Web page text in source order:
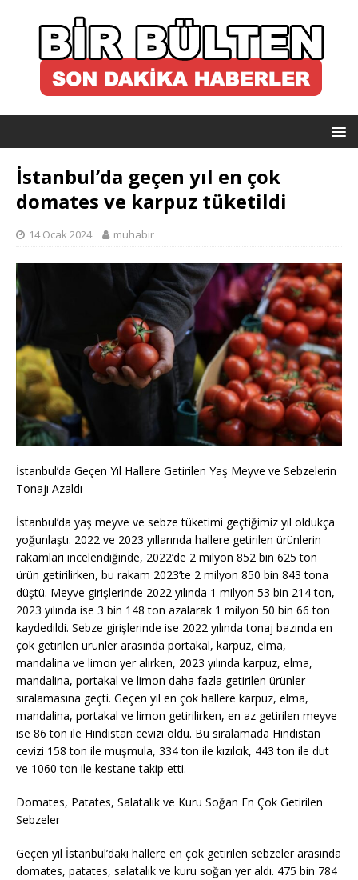
İstanbul’da geçen yıl en çok
domates ve karpuz tüketildi
14 Ocak 2024 muhabir
İstanbul’da Geçen Yıl Hallere Getirilen Yaş Meyve ve Sebzelerin
Tonajı Azaldı
İstanbul’da yaş meyve ve sebze tüketimi geçtiğimiz yıl oldukça
yoğunlaştı. 2022 ve 2023 yıllarında hallere getirilen ürünlerin
rakamları incelendiğinde, 2022’de 2 milyon 852 bin 625 ton
ürün getirilirken, bu rakam 2023’te 2 milyon 850 bin 843 tona
düştü. Meyve girişlerinde 2022 yılında 1 milyon 53 bin 214 ton,
2023 yılında ise 3 bin 148 ton azalarak 1 milyon 50 bin 66 ton
kaydedildi. Sebze girişlerinde ise 2022 yılında tonaj bazında en
çok getirilen ürünler arasında portakal, karpuz, elma,
mandalina ve limon yer alırken, 2023 yılında karpuz, elma,
mandalina, portakal ve limon daha fazla getirilen ürünler
sıralamasına geçti. Geçen yıl en çok hallere karpuz, elma,
mandalina, portakal ve limon getirilirken, en az getirilen meyve
ise 86 ton ile Hindistan cevizi oldu. Bu sıralamada Hindistan
cevizi 158 ton ile muşmula, 334 ton ile kızılcık, 443 ton ile dut
ve 1060 ton ile kestane takip etti.
Domates, Patates, Salatalık ve Kuru Soğan En Çok Getirilen
Sebzeler
Geçen yıl İstanbul’daki hallere en çok getirilen sebzeler arasında
domates, patates, salatalık ve kuru soğan yer aldı. 475 bin 784